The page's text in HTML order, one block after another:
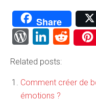
Share
Related posts:
Comment créer de
émotions ?